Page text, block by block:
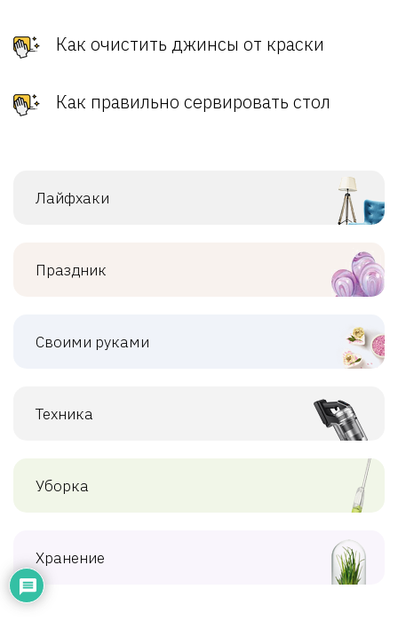
Как очистить джинсы от краски
Как правильно сервировать стол
Лайфхаки
Праздник
Своими руками
Техника
Уборка
Хранение